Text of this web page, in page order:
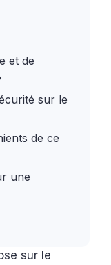
et de
sur le
de ce
une
sur le